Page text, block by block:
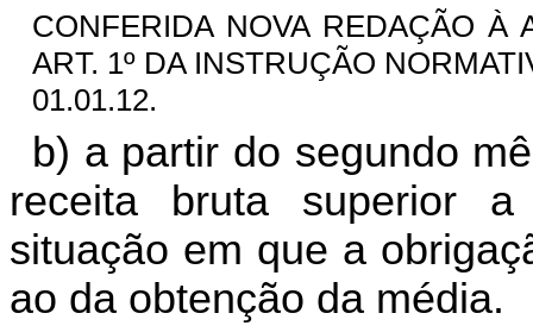
CONFERIDA NOVA REDAÇÃO À
ART. 1º DA INSTRUÇÃO
01.01.12.
b) a partir do segundo
receita bruta superior
situação em que a
ao da obtenção da média.